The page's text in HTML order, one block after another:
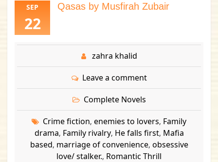
SEP
22
Qasas by Musfirah Zubair
zahra khalid
Leave a comment
Complete Novels
Crime fiction, enemies to lovers, Family
drama, Family rivalry, He falls first, Mafia
based, marriage of convenience, obsessive
love/ stalker., Romantic Thrill